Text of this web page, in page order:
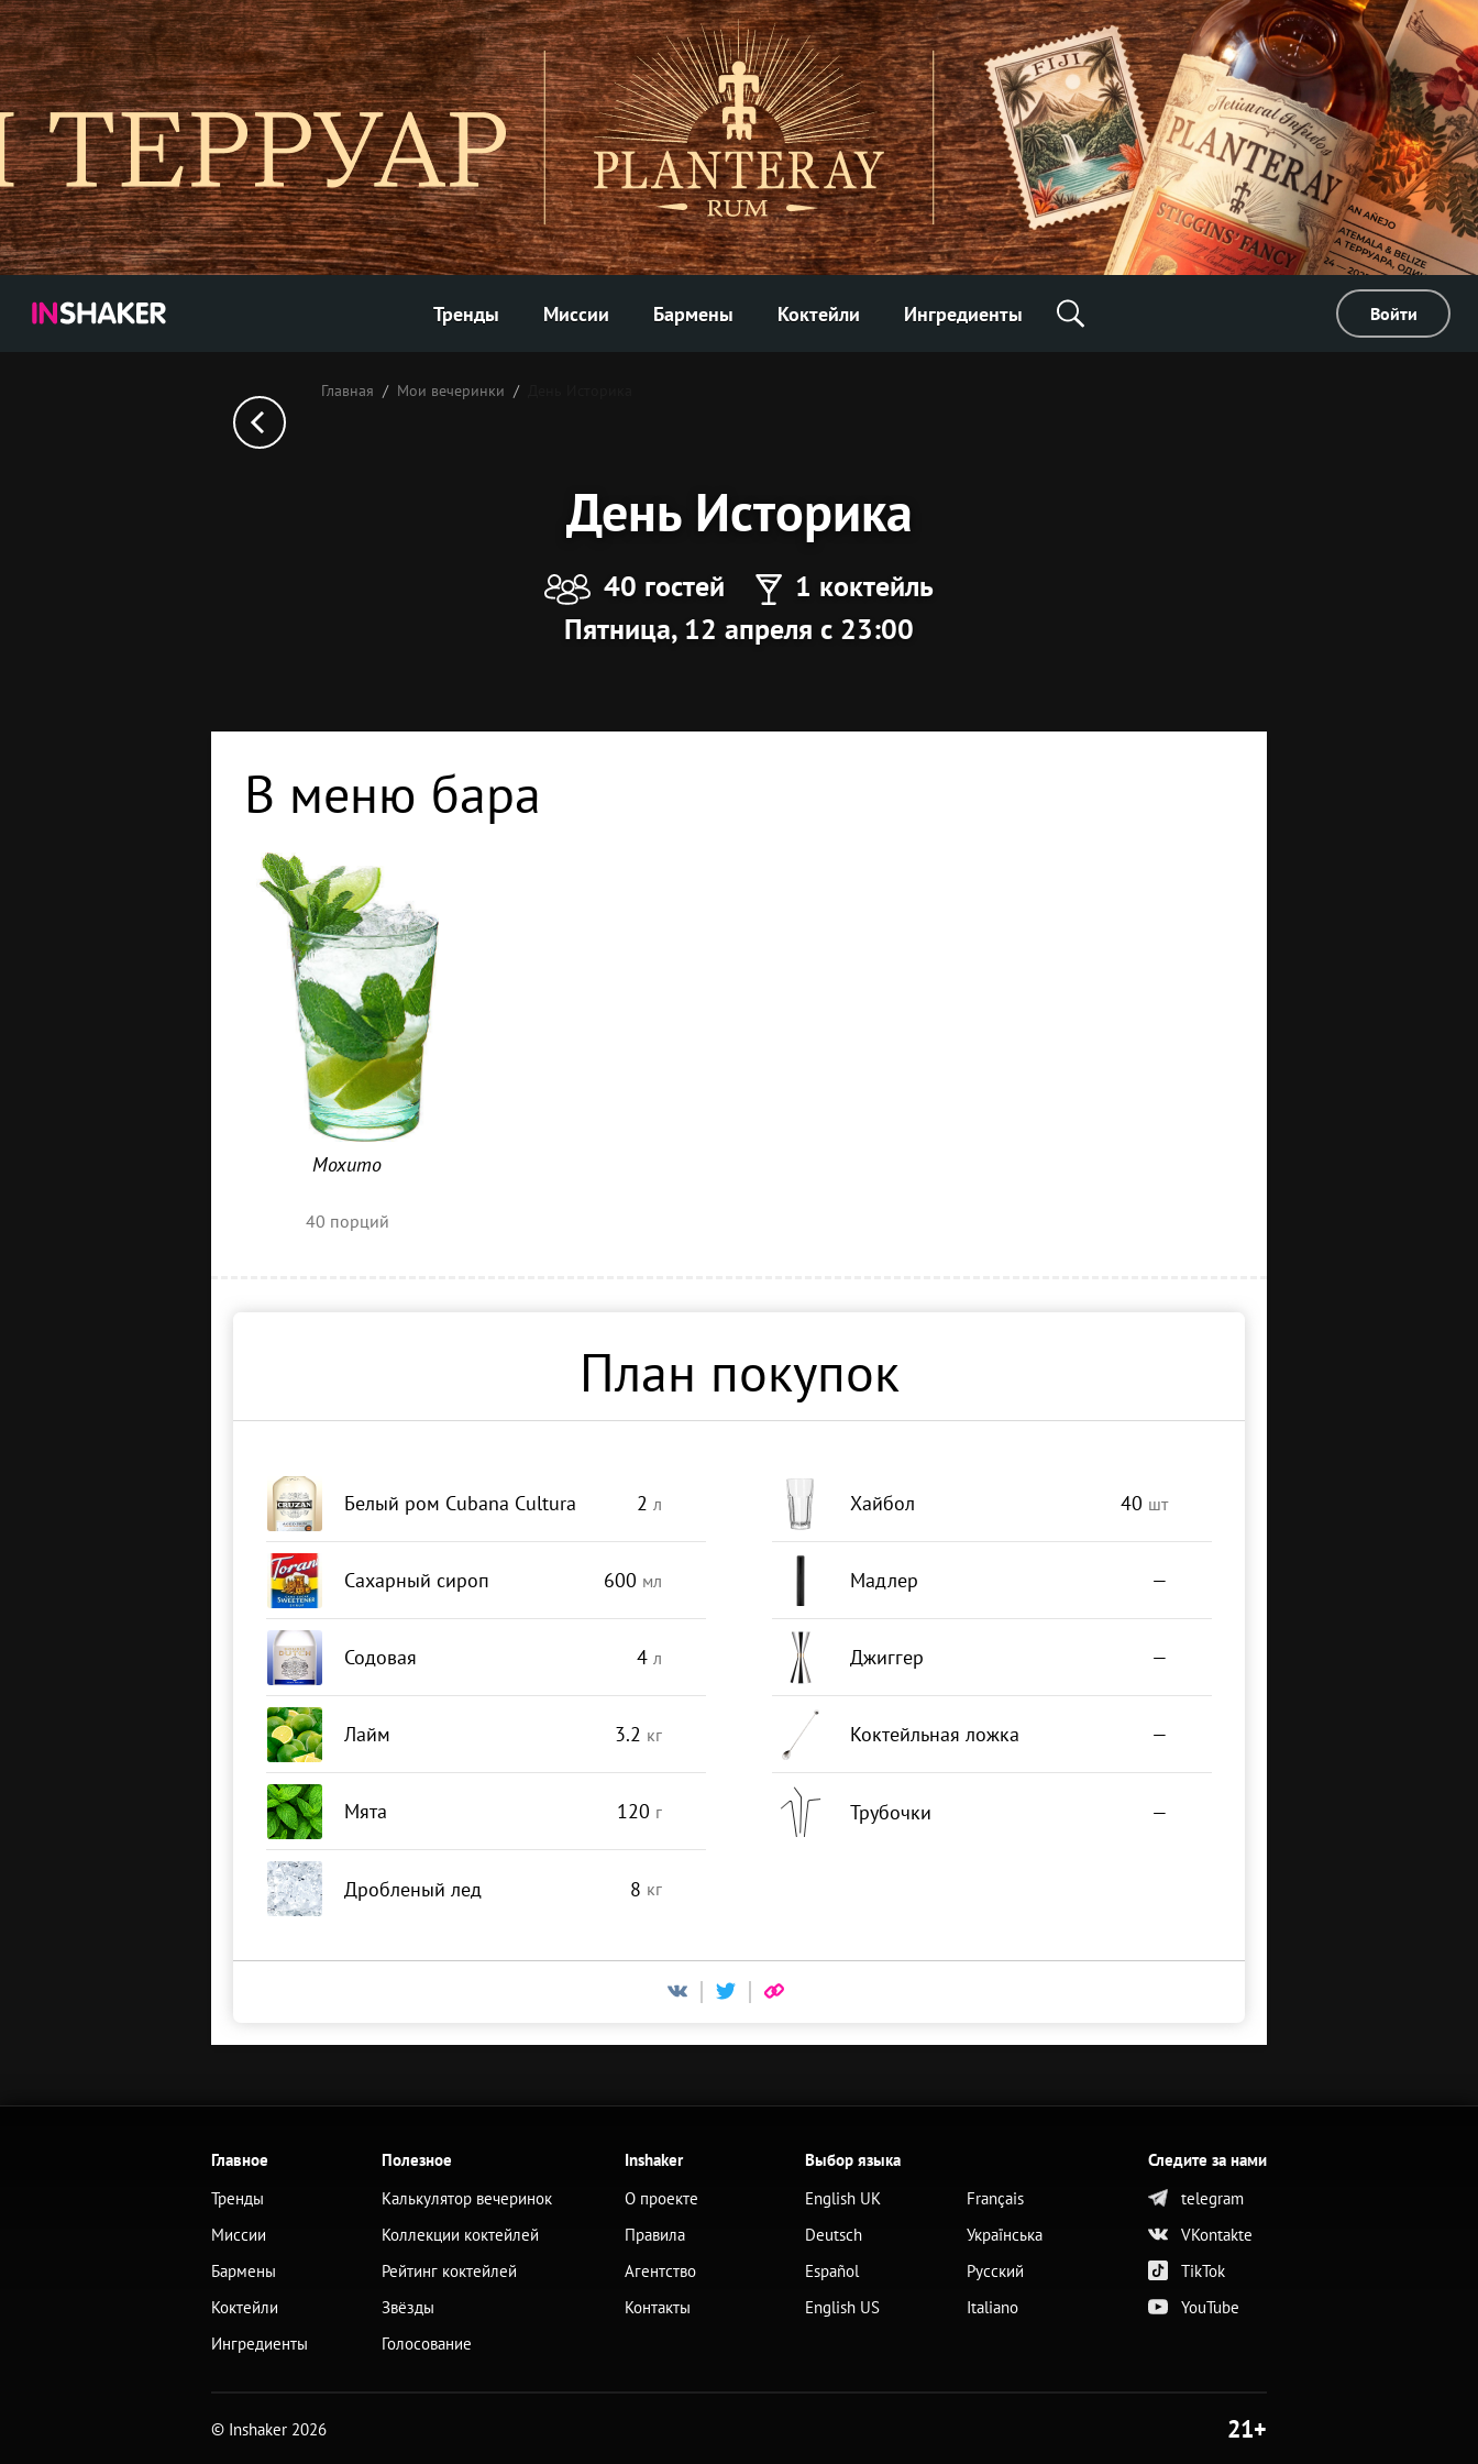
Тренды Миссии Бармены Коктейли Ингредиенты Войти
Главная Мои вечеринки
День Историка
40 гостей
1 коктейль
Пятница, 12 апреля с 23:00
В меню бара
Мохито
40 порций
План покупок
Белый ром Cubana Cultura 2 л
Сахарный сироп 600 мл
Содовая 4 л
Лайм 3.2 кг
Мята 120 г
Дробленый лед 8 кг
Хайбол 40 шт
Мадлер —
Джиггер —
Коктейльная ложка —
Трубочки —
Главное
Тренды
Миссии
Бармены
Коктейли
Ингредиенты
Полезное
Калькулятор вечеринок
Коллекции коктейлей
Рейтинг коктейлей
Звёзды
Голосование
Inshaker
О проекте
Правила
Агентство
Контакты
Выбор языка
English UK
Deutsch
Español
English US
Français
Українська
Русский
Italiano
Следите за нами
telegram
VKontakte
TikTok
YouTube
© Inshaker 2026 21+